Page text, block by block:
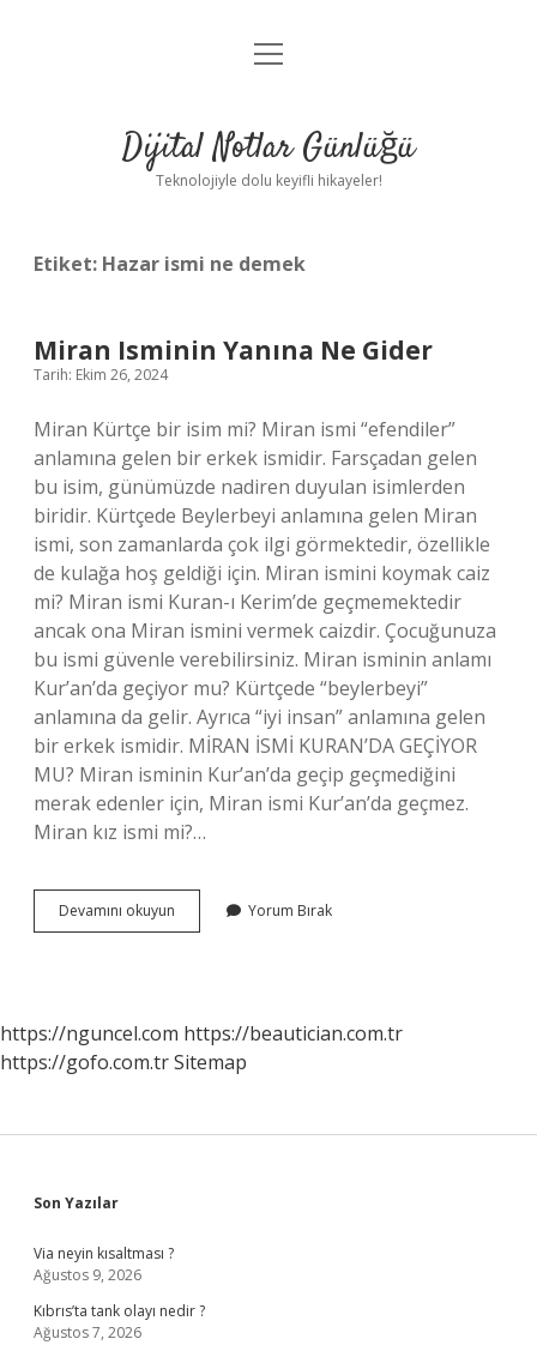
Anasayfa
Yasal Uyarı
menüyü
Dijital Notlar Günlüğü
Teknolojiyle dolu keyifli hikayeler!
Etiket: Hazar ismi ne demek
Miran Isminin Yanına Ne Gider
Tarih: Ekim 26, 2024
Miran Kürtçe bir isim mi? Miran ismi “efendiler”
anlamına gelen bir erkek ismidir. Farsçadan gelen
bu isim, günümüzde nadiren duyulan isimlerden
biridir. Kürtçede Beylerbeyi anlamına gelen Miran
ismi, son zamanlarda çok ilgi görmektedir, özellikle
de kulağa hoş geldiği için. Miran ismini koymak caiz
mi? Miran ismi Kuran-ı Kerim’de geçmemektedir
ancak ona Miran ismini vermek caizdir. Çocuğunuza
bu ismi güvenle verebilirsiniz. Miran isminin anlamı
Kur’an’da geçiyor mu? Kürtçede “beylerbeyi”
anlamına da gelir. Ayrıca “iyi insan” anlamına gelen
bir erkek ismidir. MİRAN İSMİ KURAN’DA GEÇİYOR
MU? Miran isminin Kur’an’da geçip geçmediğini
merak edenler için, Miran ismi Kur’an’da geçmez.
Miran kız ismi mi?…
Devamını okuyun
Isminin
Yorum Bırak
https://nguncel.com https://beautician.com.tr
https://gofo.com.trSitemap
Sidebar
Son Yazılar
Via neyin kısaltması ?
Ağustos 9, 2026
Kıbrıs’ta tank olayı nedir ?
Ağustos 7, 2026